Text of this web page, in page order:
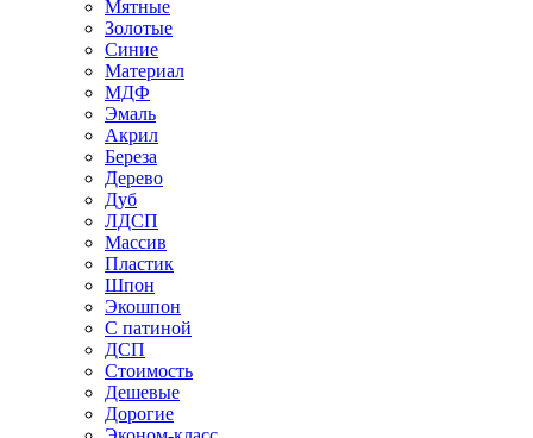
Мятные
Золотые
Синие
Материал
МДФ
Эмаль
Акрил
Береза
Дерево
Дуб
ЛДСП
Массив
Пластик
Шпон
Экошпон
С патиной
ДСП
Стоимость
Дешевые
Дорогие